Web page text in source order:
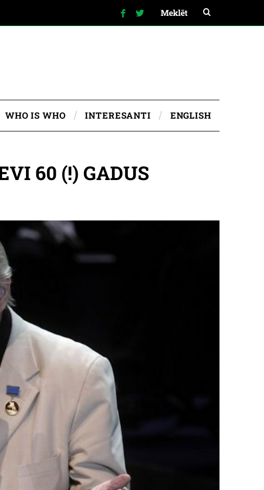
WHO IS WHO INTERESANTI ENGLISH
60 (!) GADUS